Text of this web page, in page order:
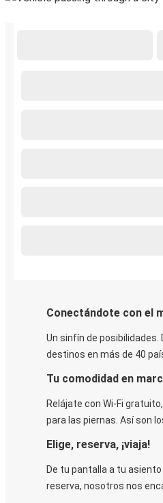
Conectándote con el
Un sinfín de posibilidades.
destinos en más de 40
Tu comodidad en
Relájate con Wi-Fi
para las piernas. Así son
Elige, reserva, ¡viaja!
De tu pantalla a tu
reserva, nosotros nos